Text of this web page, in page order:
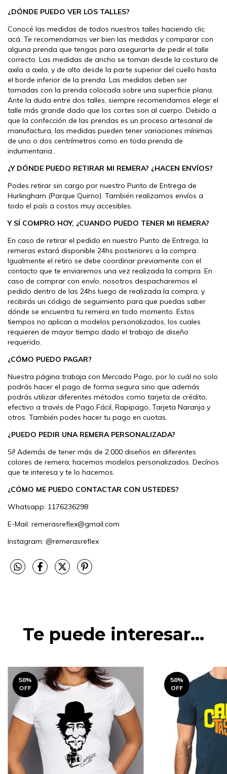
¿DÓNDE PUEDO VER LOS TALLES?
Conocé las medidas de todos nuestros talles haciendo clic
acá. Te recomendamos ver bien las medidas y comparar con
alguna prenda que tengas para asegurarte de pedir el talle
correcto. Las medidas de ancho se toman desde la costura de
axila a axila, y de alto desde la parte superior del cuello hasta
el borde inferior de la prenda. Las medidas deben ser
tomadas con la prenda colocada sobre una superficie plana.
Ante la duda entre dos talles, siempre recomendamos elegir el
talle más grande dado que los cortes son al cuerpo. Debido a
que la confección de las prendas es un proceso artesanal de
manufactura, las medidas pueden tener variaciones mínimas
de uno o dos centrímetros como en toda prenda de
indumentaria..
¿Y DÓNDE PUEDO RETIRAR MI REMERA? ¿HACEN ENVÍOS?
Podes retirar sin cargo por nuestro Punto de Entrega de
Hurlingham (Parque Quirno). También realizamos envíos a
todo el país a costos muy accesibles.
Y SÍ COMPRO HOY, ¿CUANDO PUEDO TENER MI REMERA?
En caso de retirar el pedido en nuestro Punto de Entrega, la
remeras estará disponible 24hs posteriores a la compra.
Igualmente el retiro se debe coordinar previamente con el
contacto que te enviaremos una vez realizada la compra. En
caso de comprar con envío, nosotros despacharemos el
pedido dentro de las 24hs luego de realizada la compra, y
recibirás un código de seguimiento para que puedas saber
dónde se encuentra tu remera en todo momento. Estos
tiempos no aplican a modelos personalizados, los cuales
requieren de mayor tiempo dado el trabajo de diseño
requerido.
¿CÓMO PUEDO PAGAR?
Nuestra página trabaja con Mercado Pago, por lo cuál no solo
podrás hacer el pago de forma segura sino que además
podrás utilizar diferentes métodos como tarjeta de crédito,
efectivo a través de Pago Fácil, Rapipago, Tarjeta Naranja y
otros. También podes hacer tu pago en cuotas.
¿PUEDO PEDIR UNA REMERA PERSONALIZADA?
Sí! Además de tener más de 2.000 diseños en diferentes
colores de remera, hacemos modelos personalizados. Decínos
que te interesa y te lo hacemos.
¿CÓMO ME PUEDO CONTACTAR CON USTEDES?
Whatsapp: 1176236298
E-Mail: remerasreflex@gmail.com
Instagram: @remerasreflex
Te puede interesar...
58%
OFF
58%
OFF